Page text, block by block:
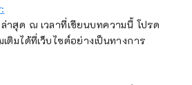
าสุด ณ เวลาที่เขียนบทความนี้ โปรด
ติมได้ที่เว็บไซต์อย่างเป็นทางการ